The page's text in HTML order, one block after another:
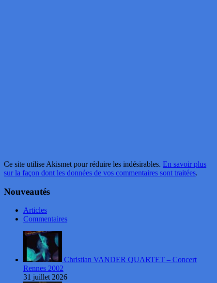
Ce site utilise Akismet pour réduire les indésirables. En savoir plus
sur la façon dont les données de vos commentaires sont traitées.
Nouveautés
Articles
Commentaires
Christian VANDER QUARTET – Concert
Rennes 2002
31 juillet 2026